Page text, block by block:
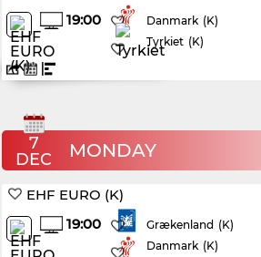
19:00
Danmark (K)
Tyrkiet (K)
7
DEC
MONDAY
EHF EURO (K)
19:00
Grækenland (K)
Danmark (K)